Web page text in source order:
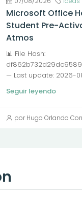
Microsoft Office
Student Pre-
Atmos
📊 File Hash:
— Last update: 2026-
Seguir leyendo
por Hugo Orlando